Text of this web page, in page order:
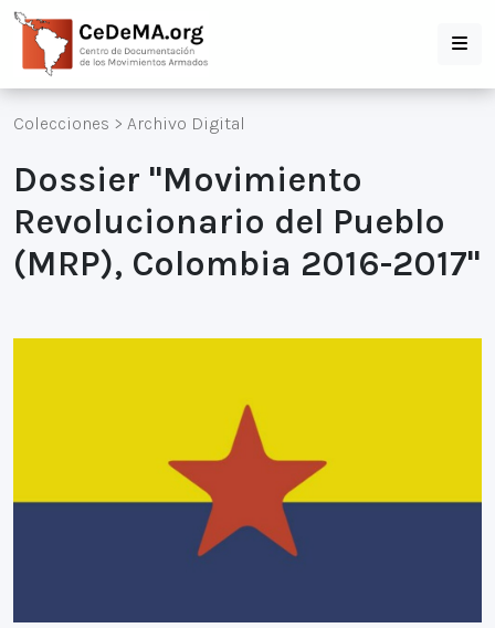
Colecciones > Archivo Digital
Dossier "Movimiento
Revolucionario del Pueblo
(MRP), Colombia 2016-2017"